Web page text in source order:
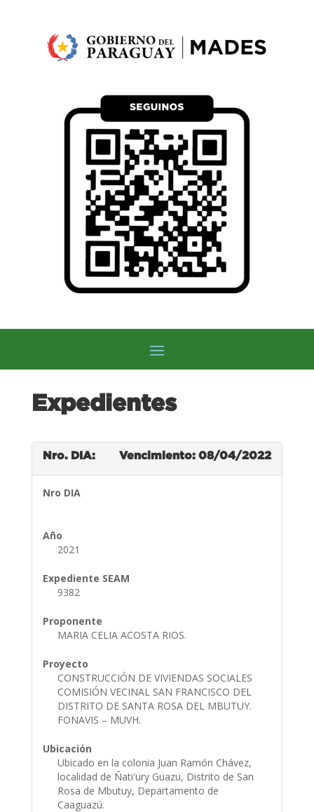
Expedientes
Nro. DIA: Vencimiento: 08/04/2022
Nro DIA
Año
2021
Expediente SEAM
9382
Proponente
MARIA CELIA ACOSTA RIOS.
Proyecto
CONSTRUCCIÓN DE VIVIENDAS SOCIALES
COMISIÓN VECINAL SAN FRANCISCO DEL
DISTRITO DE SANTA ROSA DEL MBUTUY.
FONAVIS – MUVH.
Ubicación
Ubicado en la colonia Juan Ramón Chávez,
localidad de Ñati'ury Guazu, Distrito de San
Rosa de Mbutuy, Departamento de
Caaguazú.